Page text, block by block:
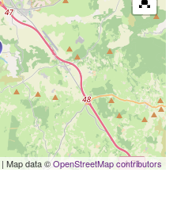
| Map data ©OpenStreetMap contributors